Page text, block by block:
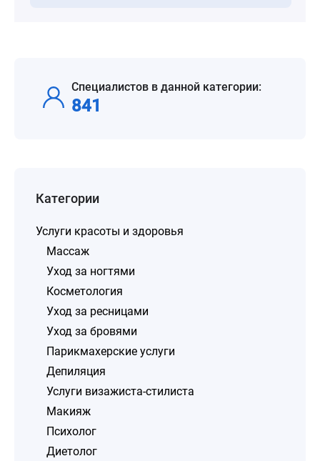
Специалистов в данной категории:
841
Категории
Услуги красоты и здоровья
Массаж
Уход за ногтями
Косметология
Уход за ресницами
Уход за бровями
Парикмахерские услуги
Депиляция
Услуги визажиста-стилиста
Макияж
Психолог
Диетолог